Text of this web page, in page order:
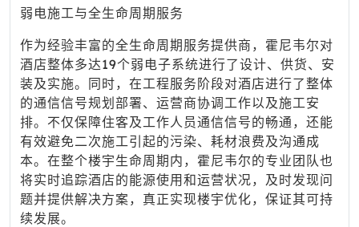
弱电施工与全生命周期服务
作为经验丰富的全生命周期服务提供商，霍尼韦尔对
酒店整体多达19个弱电子系统进行了设计、供货、安
装及实施。同时，在工程服务阶段对酒店进行了整体
的通信信号规划部署、运营商协调工作以及施工安
排。不仅保障住客及工作人员通信信号的畅通，还能
有效避免二次施工引起的污染、耗材浪费及沟通成
本。在整个楼宇生命周期内，霍尼韦尔的专业团队也
将实时追踪酒店的能源使用和运营状况，及时发现问
题并提供解决方案，真正实现楼宇优化，保证其可持
续发展。